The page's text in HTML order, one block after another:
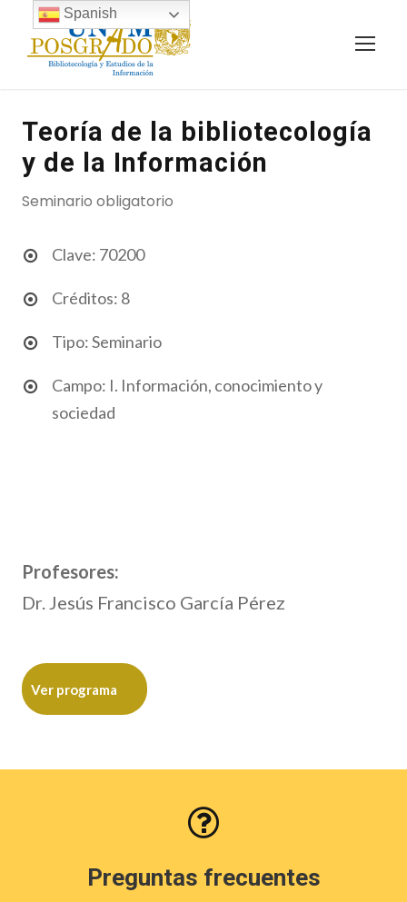
Teoría de la bibliotecología
y de la Información
Seminario obligatorio
Clave: 70200
Créditos: 8
Tipo: Seminario
Campo: I. Información, conocimiento y
sociedad
Profesores:
Dr. Jesús Francisco García Pérez
Ver programa
Preguntas frecuentes
Spanish